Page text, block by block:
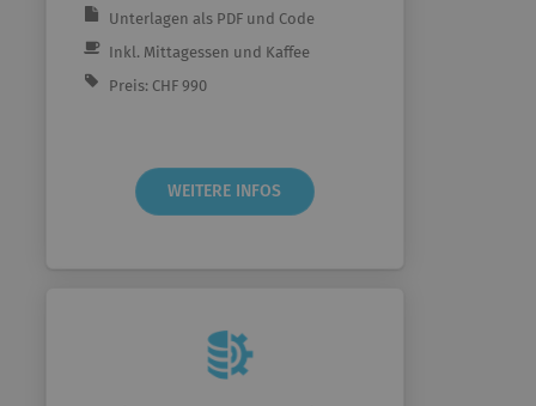
Unterlagen als PDF und Code
Inkl. Mittagessen und Kaffee
Preis: CHF 990
WEITERE INFOS